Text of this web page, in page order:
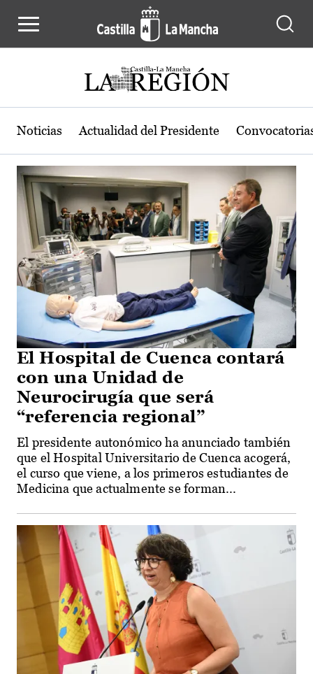
Actualidad de la región de Castilla-
Noticias Actualidad del Presidente
El Hospital de Cuenca contará
con una Unidad de
Neurocirugía que será
“referencia regional”
El presidente autonómico ha anunciado también
que el Hospital Universitario de Cuenca acogerá,
el curso que viene, a los primeros estudiantes de
Medicina que actualmente se forman...